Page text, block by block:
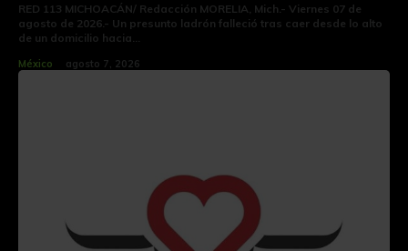
RED 113 MICHOACÁN/ Redacción MORELIA, Mich.- Viernes 07 de
agosto de 2026.- Un presunto ladrón falleció tras caer desde lo alto
de un domicilio hacia...
México agosto 7, 2026